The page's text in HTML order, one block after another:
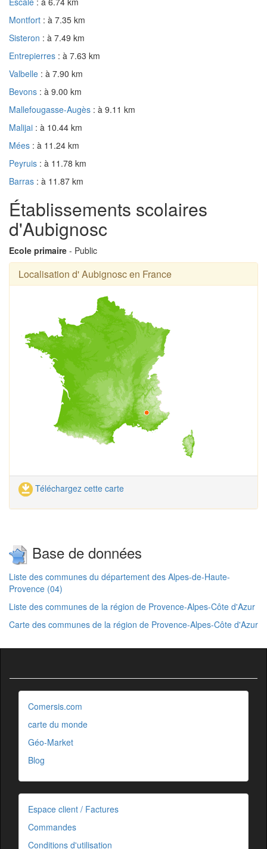
Montfort : à 7.35 km
Sisteron : à 7.49 km
Entrepierres : à 7.63 km
Valbelle : à 7.90 km
Bevons : à 9.00 km
Mallefougasse-Augès : à 9.11 km
Malijai : à 10.44 km
Mées : à 11.24 km
Peyruis : à 11.78 km
Barras : à 11.87 km
Établissements scolaires
d'Aubignosc
Ecole primaire - Public
Localisation d' Aubignosc en France
Téléchargez cette carte
Base de données
Liste des communes du département des Alpes-de-Haute-
Provence (04)
Liste des communes de la région de Provence-Alpes-Côte d'Azur
Carte des communes de la région de Provence-Alpes-Côte d'Azur
Comersis.com
carte du monde
Géo-Market
Blog
Espace client / Factures
Commandes
Conditions d'utilisation